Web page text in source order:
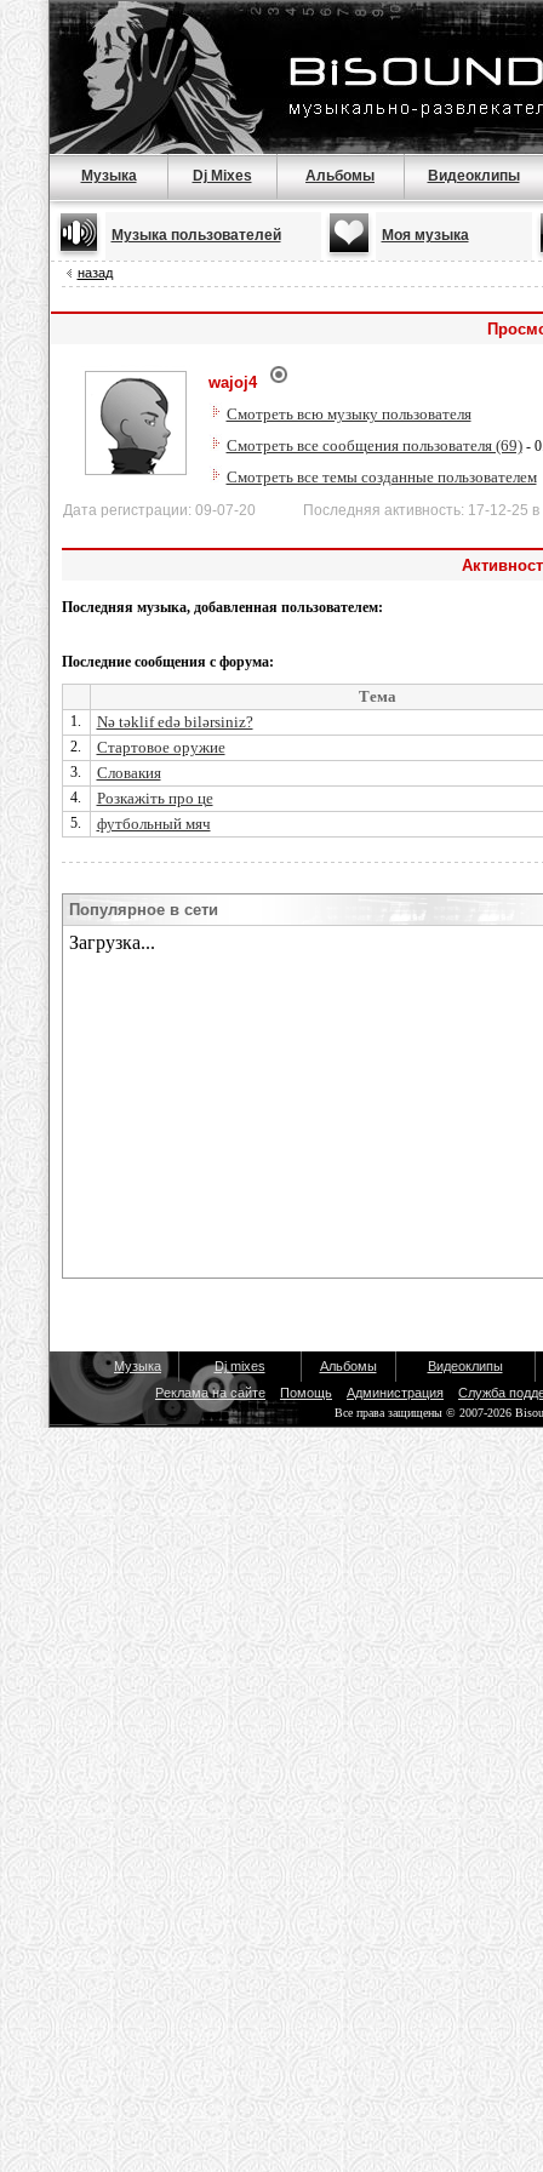
Музыка Dj Mixes Альбомы Видеоклипы
Музыка пользователей Моя музыка
назад
wajoj4
Смотреть всю музыку пользователя
Смотреть все сообщения пользователя (69)-
Смотреть все темы созданные пользователем
Дата регистрации: 09-07-20 Последняя активность: 17-12-25 в
Последняя музыка, добавленная пользователем:
Последние сообщения с форума:
Тема
1. Nə təklif edə bilərsiniz?
2. Стартовое оружие
3. Словакия
4. Розкажіть про це
5. футбольный мяч
Популярное в сети
Музыка Dj mixes Альбомы
Видеоклипы
Реклама на сайте
Помощь Администрация Служба
Все права защищены © 2007-2026